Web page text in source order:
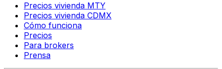
Precios vivienda MTY
Precios vivienda CDMX
Cómo funciona
Precios
Para brokers
Prensa